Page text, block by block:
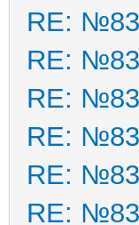
RE: №83
RE: №83
RE: №83
RE: №83
RE: №83
RE: №83